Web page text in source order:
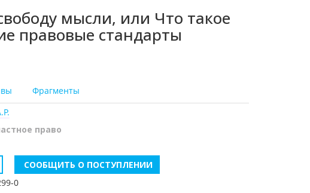
мысли, или Что такое
правовые стандарты
Фрагменты
право
СООБЩИТЬ О ПОСТУПЛЕНИИ
0